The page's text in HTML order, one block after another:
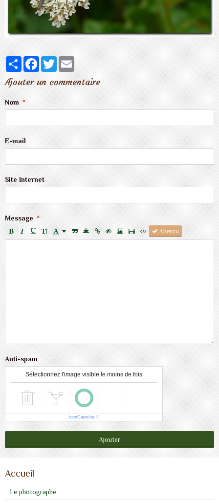
PartagerFacebook
TwitterEmail
Ajouter un commentaire
Nom
E-mail
Site Internet
Message
Aperçu
Anti-spam
Sélectionnez l'image visible le moins de fois
IconCaptcha ©
Ajouter
Accueil
Le photographe